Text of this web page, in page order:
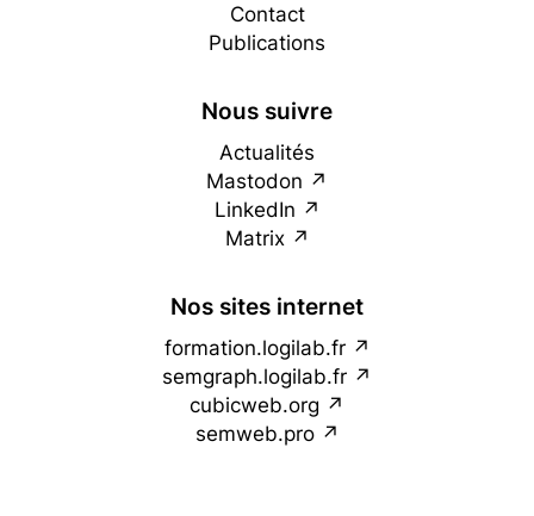
Contact
Publications
Nous suivre
Actualités
Mastodon
LinkedIn
Matrix
Nos sites internet
formation.logilab.fr
semgraph.logilab.fr
cubicweb.org
semweb.pro